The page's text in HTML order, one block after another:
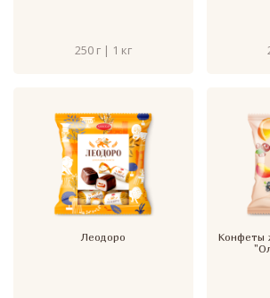
250 г | 1 кг
Леодоро
Конфеты